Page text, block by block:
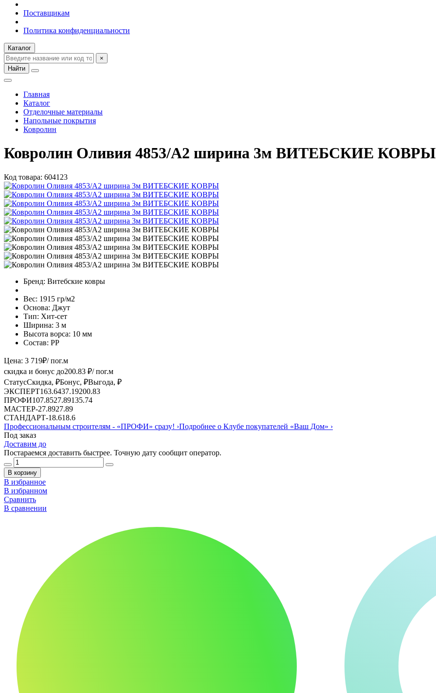
Поставщикам
Политика конфиденциальности
Каталог
×
Найти
Главная
Каталог
Отделочные материалы
Напольные покрытия
Ковролин
Ковролин Оливия 4853/А2 ширина 3м ВИТЕБСКИЕ КОВРЫ
Код товара: 604123
Бренд: Витебские ковры
Вес: 1915 гр/м2
Основа: Джут
Тип: Хит-сет
Ширина: 3 м
Высота ворса: 10 мм
Состав: PP
Цена: 3 719₽/ пог.м
скидка и бонус до200.83 ₽/ пог.м
СтатусСкидка, ₽Бонус, ₽Выгода, ₽
ЭКСПЕРТ163.6437.19200.83
ПРОФИ107.8527.89135.74
МАСТЕР-27.8927.89
СТАНДАРТ-18.618.6
Профессиональным строителям - «ПРОФИ» сразу! ›Подробнее о Клубе покупателей «Ваш Дом» ›
Под заказ
Доставим до
Постараемся доставить быстрее. Точную дату сообщит оператор.
В корзину
В избранное
В избранном
Сравнить
В сравнении